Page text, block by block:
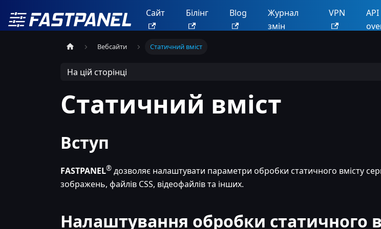
Сайт Білінг Blog
Журнал
змін
VPN
API
Вебсайти Статичний вміст
На цій сторінці
Статичний вміст
Вступ
FASTPANEL® дозволяє налаштувати параметри обробки статичного вмісту
зображень, файлів CSS, відеофайлів та інших.
Налаштування обробки статичного